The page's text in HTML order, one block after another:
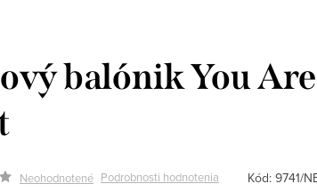
balónik You
Neohodnotené Podrobnosti hodnotenia Kód: 9741/